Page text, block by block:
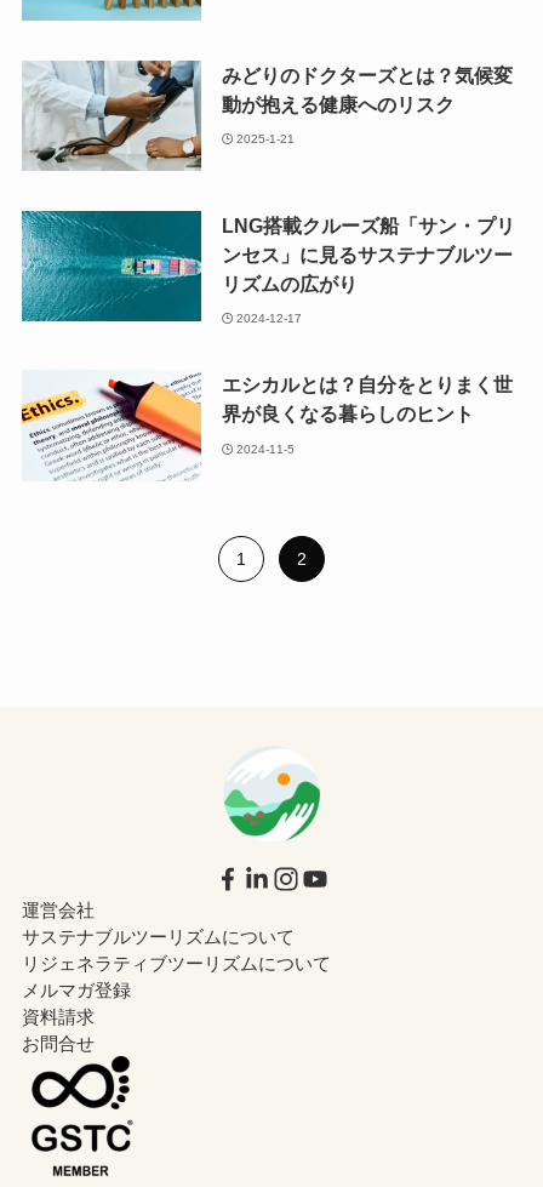
2025-1-21
みどりのドクターズとは？気候変
動が抱える健康へのリスク
2024-12-17
LNG搭載クルーズ船「サン・プリ
ンセス」に見るサステナブルツー
リズムの広がり
2024-11-5
エシカルとは？自分をとりまく世
界が良くなる暮らしのヒント
1 2
運営会社
サステナブルツーリズムについて
リジェネラティブツーリズムについて
メルマガ登録
資料請求
お問合せ